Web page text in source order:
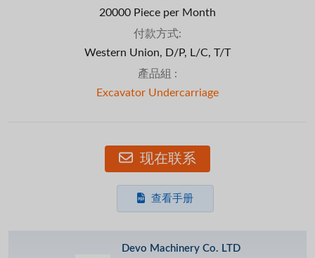
20000 Piece per Month
付款方式:
Western Union, D/P, L/C, T/T
產品組 :
Excavator Undercarriage
现在联系
查看手册
Devo Machinery Co. LTD